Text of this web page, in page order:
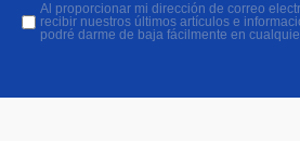
Al proporcionar mi dirección de correo
recibir nuestros últimos artículos e
podré darme de baja fácilmente en